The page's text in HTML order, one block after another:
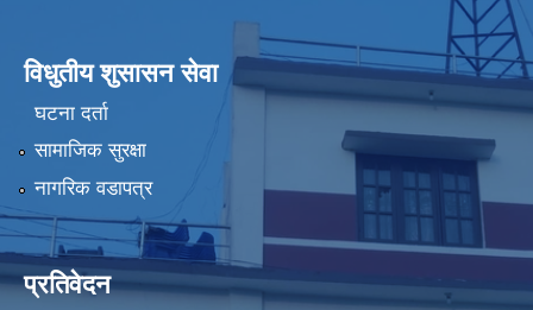
विधुतीय शुसासन सेवा
घटना दर्ता
सामाजिक सुरक्षा
नागरिक वडापत्र
प्रतिवेदन